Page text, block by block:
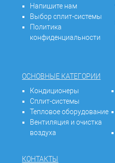
Напишите нам
Выбор сплит-системы
Политика
конфиденциальности
ОСНОВНЫЕ КАТЕГОРИИ
Кондиционеры
Сплит-системы
Тепловое оборудование
Вентиляция и очистка
воздуха
КОНТАКТЫ